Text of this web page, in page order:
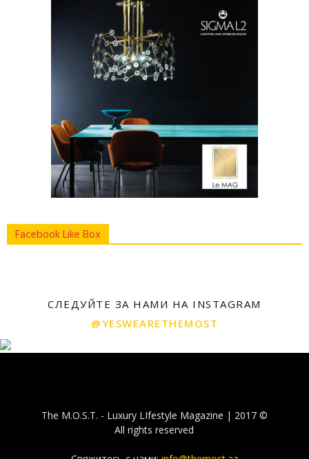
Facebook Like Box
СЛЕДУЙТЕ ЗА НАМИ НА INSTAGRAM
@YESWEARETHEMOST
The M.O.S.T. - Luxury LIfestyle Magazine | 2017 ©
All rights reserved